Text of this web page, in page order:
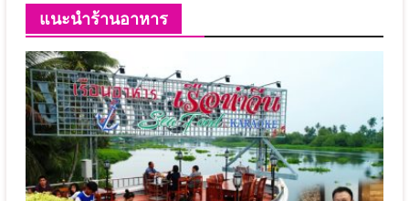
แนะนำร้านอาหาร